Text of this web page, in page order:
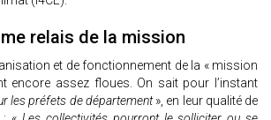
relais de la mission
et de fonctionnement de la « mission
encore assez floues. On sait pour l’instant
les préfets de département», en leur qualité de